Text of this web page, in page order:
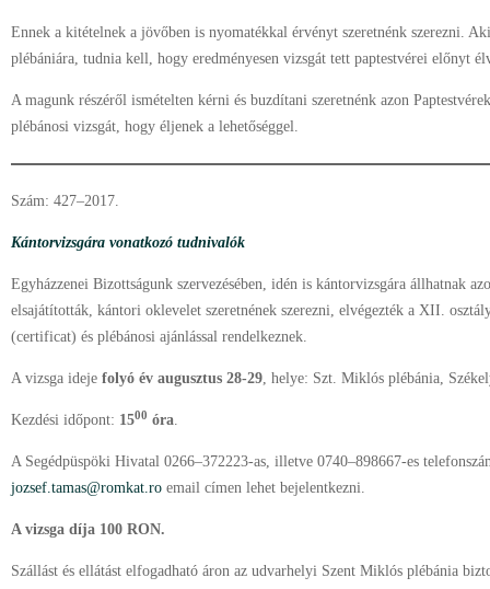
Ennek a kitételnek a jövőben is nyomatékkal érvényt szeretnénk szerezni.
plébániára, tudnia kell, hogy eredményesen vizsgát tett paptestvérei előnyt
A magunk részéről ismételten kérni és buzdítani szeretnénk azon
plébánosi vizsgát, hogy éljenek a lehetőséggel.
Szám: 427–2017.
Kántorvizsgára vonatkozó tudnivalók
Egyházzenei Bizottságunk szervezésében, idén is kántorvizsgára állhatnak
elsajátították, kántori oklevelet szeretnének szerezni, elvégezték a XII.
(certificat) és plébánosi ajánlással rendelkeznek.
A vizsga ideje folyó év augusztus 28-29, helye: Szt. Miklós plébánia,
Kezdési időpont: 1500 óra.
A Segédpüspöki Hivatal 0266–372223-as, illetve 0740–898667-es
jozsef.tamas@romkat.ro email címen lehet bejelentkezni.
A vizsga díja 100 RON.
Szállást és ellátást elfogadható áron az udvarhelyi Szent Miklós plébánia